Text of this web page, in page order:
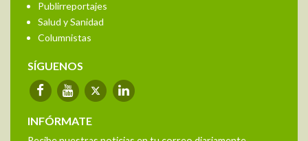
Publirreportajes
Salud y Sanidad
Columnistas
SÍGUENOS
INFÓRMATE